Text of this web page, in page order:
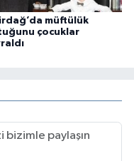
müftülük
çocuklar